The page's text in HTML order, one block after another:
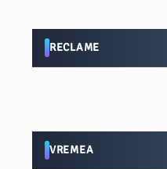
RECLAME
VREMEA